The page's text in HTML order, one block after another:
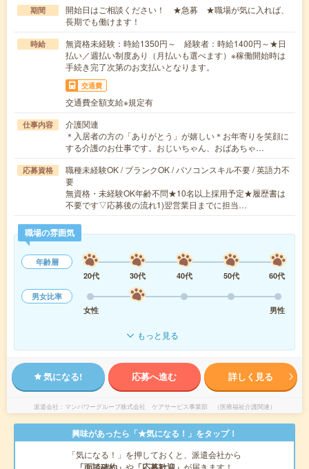
期間
開始日はご相談ください！ ★急募 ★職場が気に入れば、
長期でも働けます！
時給
無資格未経験：時給1350円～ 経験者：時給1400円～★日
払い／週払い制度あり（月払いも選べます）※稼働開始時は
手続き完了次第のお支払いとなります。
交通費
交通費全額支給※規定有
仕事内容
介護関連
＊入居者の方の「ありがとう」が嬉しい＊お年寄りを笑顔に
する介護のお仕事です。おじいちゃん、おばあちゃ…
応募資格
職種未経験OK / ブランクOK / パソコンスキル不要 / 英語力不
要
無資格・未経験OK年齢不問★10名以上採用予定★履歴書は
不要です▽応募後の流れ1)翌営業日までに担当…
職場の雰囲気
年齢層
20代
30代 40代 50代
60代
男女比率
女性
男性
もっと見る
気になる! 応募へ進む 詳しく見る
派遣会社 マンパワーグループ株式会社 ケアサービス事業部 （医療福祉介護関連）
興味があったら「★気になる！」をタップ！
「気になる！」を押しておくと、派遣会社から
や が届きます！